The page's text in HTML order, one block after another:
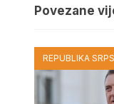
Povezane
REPUBLIKA